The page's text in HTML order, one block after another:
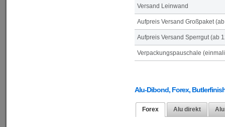
Versand Leinwand
Aufpreis Versand Großpaket
Aufpreis Versand Sperrgut (ab
Verpackungspauschale
Alu-Dibond, Forex,
Forex Alu direkt